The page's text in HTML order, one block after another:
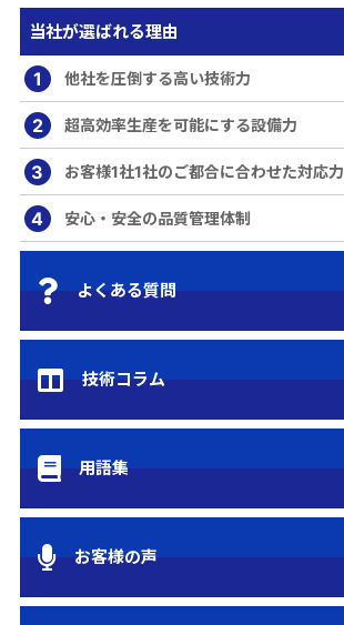
当社が選ばれる理由
1 他社を圧倒する高い技術力
2 超高効率生産を可能にする設備力
3 お客様1社1社のご都合に合わせた対応力
4 安心・安全の品質管理体制
よくある質問
技術コラム
用語集
お客様の声